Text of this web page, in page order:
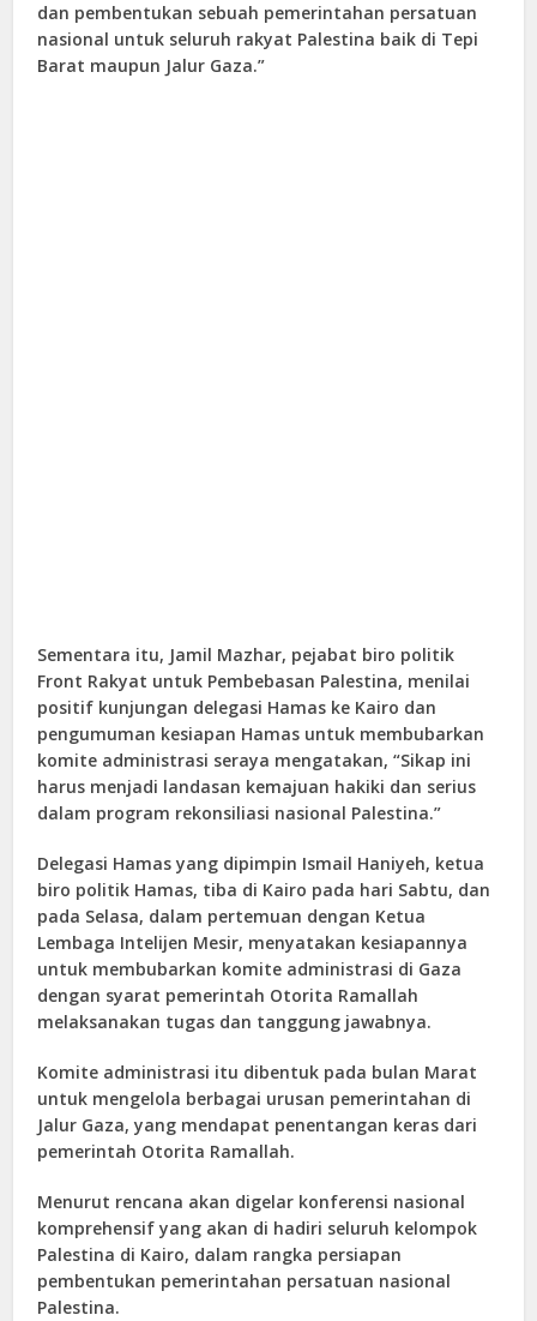
dan pembentukan sebuah pemerintahan persatuan
nasional untuk seluruh rakyat Palestina baik di Tepi
Barat maupun Jalur Gaza.”
Sementara itu, Jamil Mazhar, pejabat biro politik
Front Rakyat untuk Pembebasan Palestina, menilai
positif kunjungan delegasi Hamas ke Kairo dan
pengumuman kesiapan Hamas untuk membubarkan
komite administrasi seraya mengatakan, “Sikap ini
harus menjadi landasan kemajuan hakiki dan serius
dalam program rekonsiliasi nasional Palestina.”
Delegasi Hamas yang dipimpin Ismail Haniyeh, ketua
biro politik Hamas, tiba di Kairo pada hari Sabtu, dan
pada Selasa, dalam pertemuan dengan Ketua
Lembaga Intelijen Mesir, menyatakan kesiapannya
untuk membubarkan komite administrasi di Gaza
dengan syarat pemerintah Otorita Ramallah
melaksanakan tugas dan tanggung jawabnya.
Komite administrasi itu dibentuk pada bulan Marat
untuk mengelola berbagai urusan pemerintahan di
Jalur Gaza, yang mendapat penentangan keras dari
pemerintah Otorita Ramallah.
Menurut rencana akan digelar konferensi nasional
komprehensif yang akan di hadiri seluruh kelompok
Palestina di Kairo, dalam rangka persiapan
pembentukan pemerintahan persatuan nasional
Palestina.